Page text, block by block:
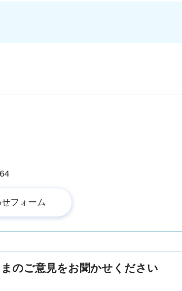
のご意見をお聞かせください